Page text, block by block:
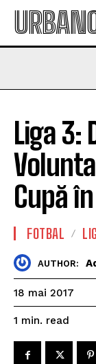
Liga 3:
Cupă
FOTBAL
AUTHOR:
18 mai 2017
1 min. read